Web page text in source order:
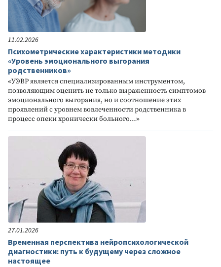
11.02.2026
Психометрические характеристики методики
«Уровень эмоционального выгорания
родственников»
«УЭВР является специализированным инструментом,
позволяющим оценить не только выраженность симптомов
эмоционального выгорания, но и соотношение этих
проявлений с уровнем вовлеченности родственника в
процесс опеки хронически больного…»
27.01.2026
Временная перспектива нейропсихологической
диагностики: путь к будущему через сложное
настоящее